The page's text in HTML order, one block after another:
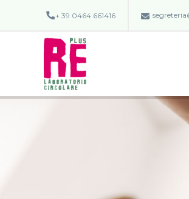
+ 39 0464 661416